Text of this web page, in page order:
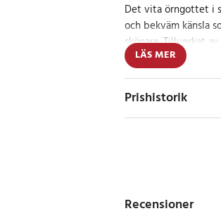
Det vita örngottet i
och bekväm känsla
skönare. Tillverkat
både god
det till ett utmärkt
Med sin stilrena
med olika påslakan
inbjudande
LÄS MER
Prishistorik
Recensioner